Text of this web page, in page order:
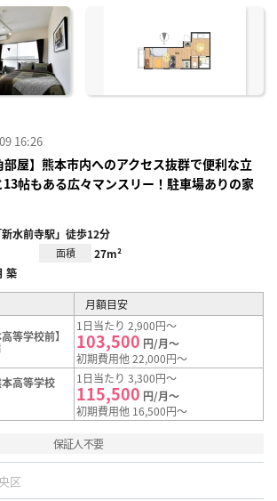
に入
16:26
部屋】熊本市内へのアクセス抜群で便利な立
帖もある広々マンスリー！駐車場ありの家
水前寺駅」徒歩12分
面積 27m²
築
月額目安
等学校前】
1日当たり 2,900円～
103,500 円/月～
初期費用他 22,000円～
高等学校
1日当たり 3,300円～
115,500 円/月～
初期費用他 16,500円～
保証人不要
区